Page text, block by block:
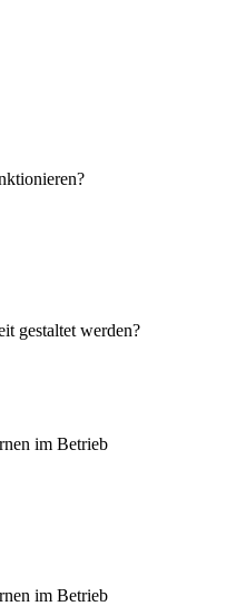
gestaltet werden?
im Betrieb
im Betrieb